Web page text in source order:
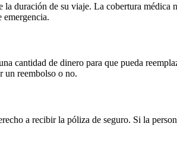
duración de su viaje. La cobertura médica
emergencia.
cantidad de dinero para que pueda
un reembolso o no.
a recibir la póliza de seguro. Si la